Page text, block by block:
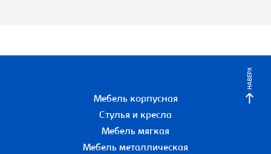
НАВЕРХ
Мебель корпусная
Стулья и кресла
Мебель мягкая
Мебель металлическая